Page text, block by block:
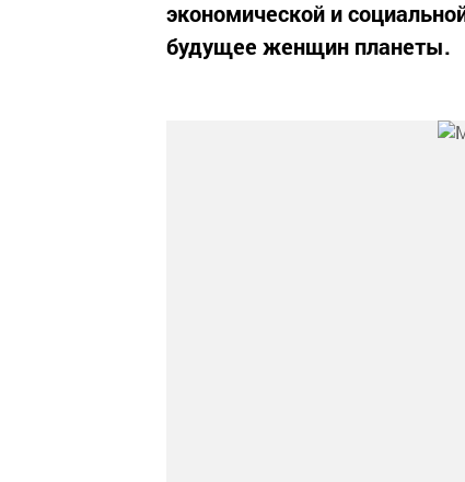
экономической и
будущее женщин планеты.